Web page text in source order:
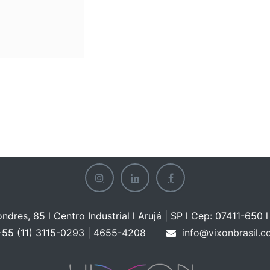
85 l Centro Industrial l Arujá | SP l Cep: 07411-650 l
(11) 3115-0293 | 4655-4208